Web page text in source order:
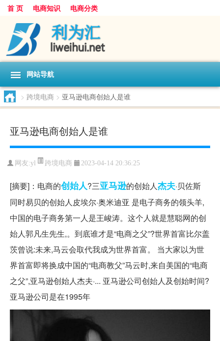
首 页 电商知识 电商分类
网站导航
> 跨境电商 > 亚马逊电商创始人是谁
亚马逊电商创始人是谁
网友:yl 跨境电商 2023-04-14 20:36:25
[摘要]：电商的创始人?三亚马逊的创始人杰夫·贝佐斯
同时易贝的创始人皮埃尔·奥米迪亚 是电子商务的领头羊,
中国的电子商务第一人是王峻涛。这个人就是慧聪网的创
始人郭凡生先生,。到底谁才是“电商之父”?世界首富比尔盖
茨曾说:未来,马云会取代我成为世界首富。 当大家以为世
界首富即将换成中国的“电商教父”马云时,来自美国的“电商
之父”,亚马逊创始人杰夫·... 亚马逊公司创始人及创始时间?
亚马逊公司是在1995年